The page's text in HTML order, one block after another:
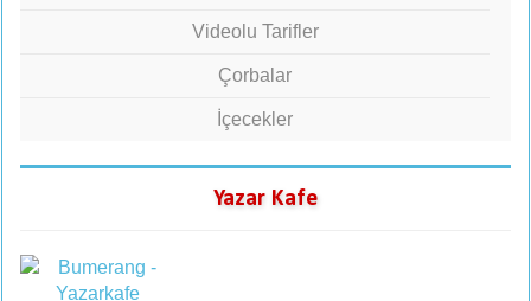
Videolu Tarifler
Çorbalar
İçecekler
Yazar Kafe